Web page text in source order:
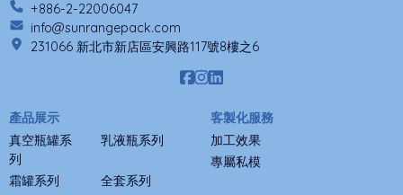
+886-2-22006047
info@sunrangepack.com
231066 新北市新店區安興路117號8樓之6
產品展示
真空瓶罐系
列
乳液瓶系列
霜罐系列
全套系列
客製化服務
加工效果
專屬私模